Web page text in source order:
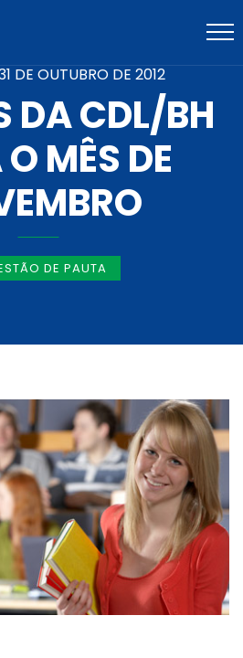
DE OUTUBRO DE 2012
DA CDL/BH
MÊS DE
DE PAUTA